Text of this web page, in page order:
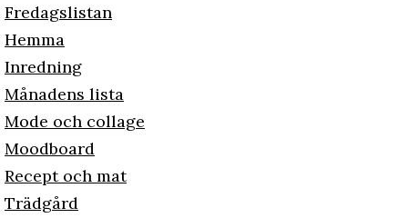
Fredagslistan
Hemma
Inredning
Månadens lista
Mode och collage
Moodboard
Recept och mat
Trädgård